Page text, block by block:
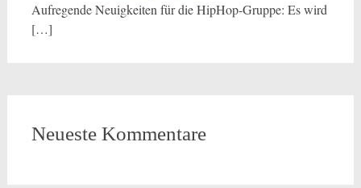
Aufregende Neuigkeiten für die HipHop-Gruppe: Es wird
[…]
Neueste Kommentare